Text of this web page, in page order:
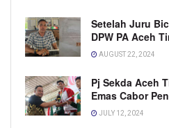
Setelah Juru
DPW PA Aceh
AUGUST 22, 2024
Pj Sekda Aceh
Emas Cabor
JULY 12, 2024